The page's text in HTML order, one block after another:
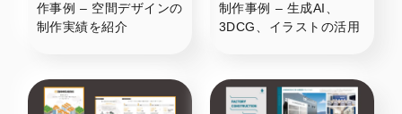
作事例 – 空間デザインの
制作実績を紹介
制作事例 – 生成AI、
3DCG、イラストの活用